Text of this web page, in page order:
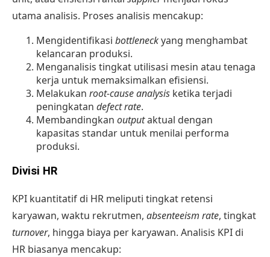
utama analisis. Proses analisis mencakup:
Mengidentifikasi bottleneckyang menghambat
kelancaran produksi.
Menganalisis tingkat utilisasi mesin atau tenaga
kerja untuk memaksimalkan efisiensi.
Melakukan root-cause analysis ketika terjadi
peningkatan defect rate.
Membandingkan outputaktual dengan
kapasitas standar untuk menilai performa
produksi.
Divisi HR
KPI kuantitatif di HR meliputi tingkat retensi
karyawan, waktu rekrutmen, absenteeism rate, tingkat
turnover, hingga biaya per karyawan. Analisis KPI di
HR biasanya mencakup: